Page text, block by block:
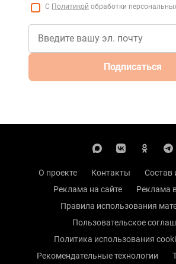
С Политикой обработки
Подписаться
О проекте Контакты
Состав
Реклама на сайте
Реклама
Правила использования
Пользовательское
Политика использования
Рекомендательные технологии